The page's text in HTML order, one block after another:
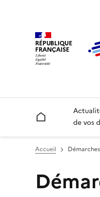
RÉPUBLIQUE
FRANÇAISE
Accueil
de vos
Accueil